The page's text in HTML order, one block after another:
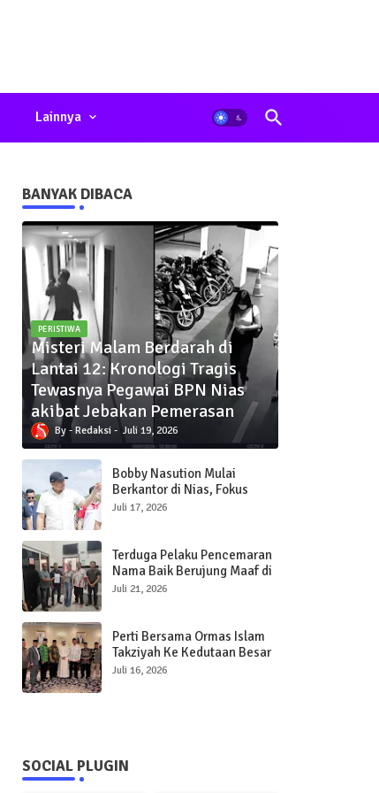
Lainnya
BANYAK DIBACA
PERISTIWA
Misteri Malam Berdarah di
Lantai 12: Kronologi Tragis
Tewasnya Pegawai BPN Nias
akibat Jebakan Pemerasan
Redaksi Juli 19, 2026
Bobby Nasution Mulai
Berkantor di Nias, Fokus
Percepat Pembangunan
Juli 17, 2026
Terduga Pelaku Pencemaran
Nama Baik Berujung Maaf di
Polres Sibolga
Juli 21, 2026
Perti Bersama Ormas Islam
Takziyah Ke Kedutaan Besar
Qatar
Juli 16, 2026
SOCIAL PLUGIN